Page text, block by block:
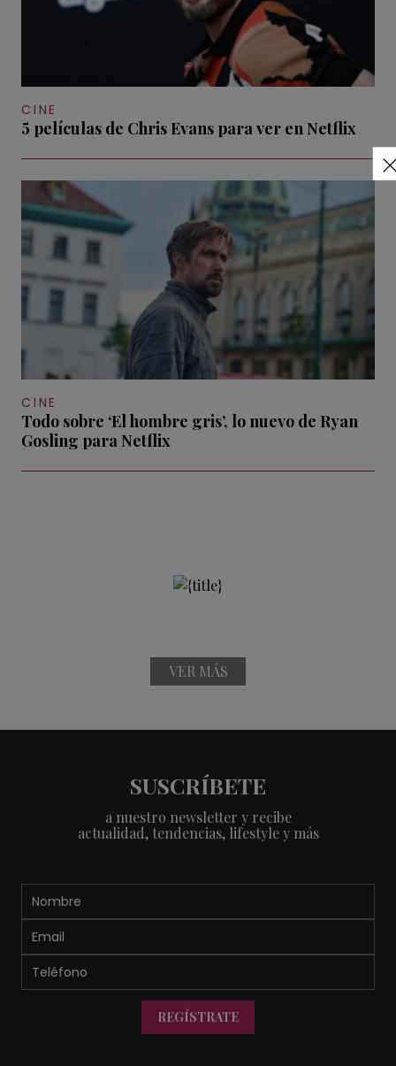
CINE
5 películas de Chris Evans para ver en Netflix
CINE
Todo sobre ‘El hombre gris’, lo nuevo de Ryan
Gosling para Netflix
VER MÁS
SUSCRÍBETE
a nuestro newsletter y recibe
actualidad, tendencias, lifestyle y más
REGÍSTRATE